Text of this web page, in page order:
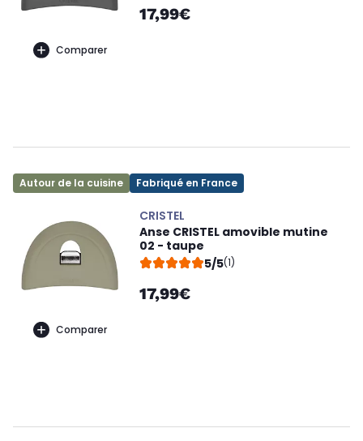
Comparer
17,99€
Autour de la cuisine Fabriqué en France
Comparer
CRISTEL
Anse CRISTEL amovible mutine
02 - taupe
5/5(1)
17,99€